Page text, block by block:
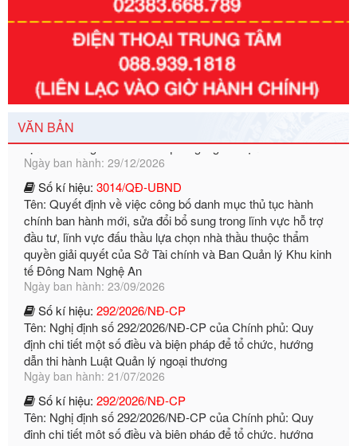
VĂN BẢN
Số kí hiệu: 351/2025/NĐ-CP
Tên: Nghị định số 351/2025/NĐ-CP của Chính phủ: Quy
định chuẩn nghèo đa chiều quốc gia giai đoạn 2026 - 2030
Ngày ban hành: 29/12/2026
Số kí hiệu:3014/QĐ-UBND
Tên: Quyết định về việc công bố danh mục thủ tục hành
chính ban hành mới, sửa đổi bổ sung trong lĩnh vực hỗ trợ
đầu tư, lĩnh vực đấu thầu lựa chọn nhà thầu thuộc thẩm
quyền giải quyết của Sở Tài chính và Ban Quản lý Khu kinh
tế Đông Nam Nghệ An
Ngày ban hành: 23/09/2026
Số kí hiệu:292/2026/NĐ-CP
Tên: Nghị định số 292/2026/NĐ-CP của Chính phủ: Quy
định chi tiết một số điều và biện pháp để tổ chức, hướng
dẫn thi hành Luật Quản lý ngoại thương
Ngày ban hành: 21/07/2026
Số kí hiệu:292/2026/NĐ-CP
Tên: Nghị định số 292/2026/NĐ-CP của Chính phủ: Quy
định chi tiết một số điều và biện pháp để tổ chức, hướng
dẫn thi hành Luật Quản lý ngoại thương
Ngày ban hành: 21/07/2026